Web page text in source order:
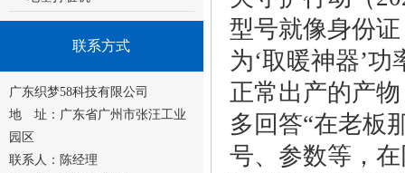
联系方式
广东织梦58科技有限公司
地 址：广东省广州市张汪工业
园区
联系人：陈经理
型号就像身份
为‘取暖神器’
正常出产的产
多回答“在老板
号、参数等，